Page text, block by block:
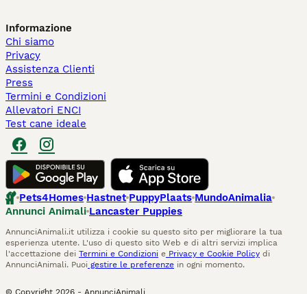
Informazione
Chi siamo
Privacy
Assistenza Clienti
Press
Termini e Condizioni
Allevatori ENCI
Test cane ideale
Pets4Homes Hastnet PuppyPlaats MundoAnimalia
Annunci Animali Lancaster Puppies
AnnunciAnimali.it utilizza i cookie su questo sito per migliorare la tua
esperienza utente. L'uso di questo sito Web e di altri servizi implica
l'accettazione dei Termini e Condizioni e Privacy e Cookie Policy di
AnnunciAnimali. Puoi gestire le preferenze in ogni momento.